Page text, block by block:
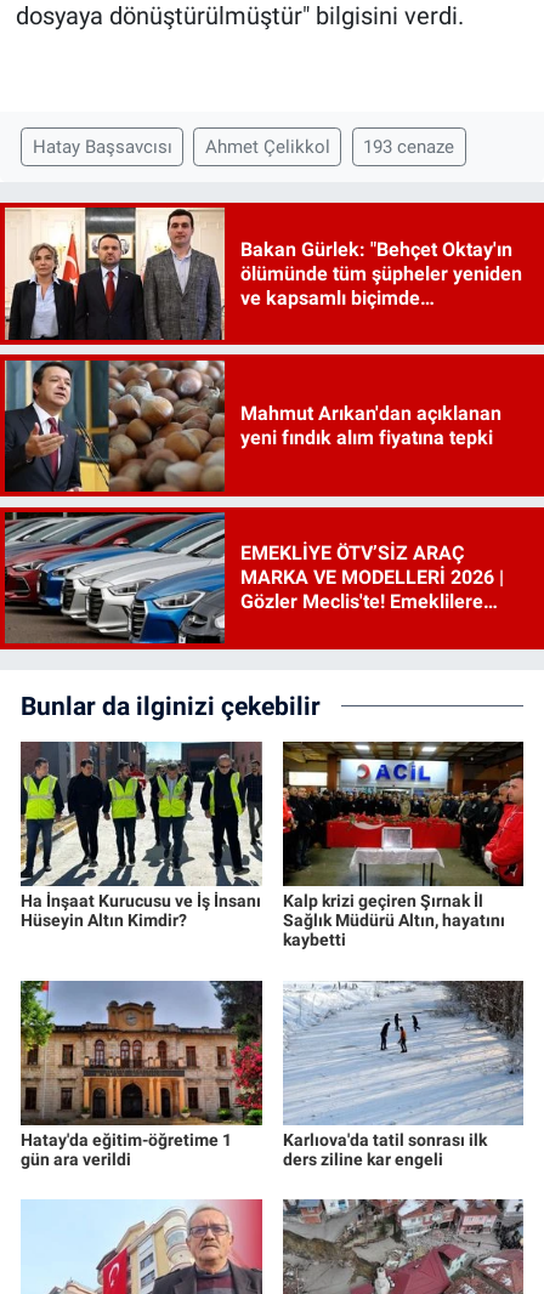
dosyaya dönüştürülmüştür" bilgisini verdi.
Hatay Başsavcısı Ahmet Çelikkol 193 cenaze
Bakan Gürlek: "Behçet Oktay'ın
ölümünde tüm şüpheler yeniden
ve kapsamlı biçimde
Mahmut Arıkan'dan açıklanan
yeni fındık alım fiyatına tepki
EMEKLİYE ÖTV’SİZ ARAÇ
MARKA VE MODELLERİ 2026 |
Gözler Meclis'te! Emeklilere
ne?
Bunlar da ilginizi çekebilir
Ha İnşaat Kurucusu ve İş İnsanı
Hüseyin Altın Kimdir?
Kalp krizi geçiren Şırnak İl
Sağlık Müdürü Altın, hayatını
kaybetti
Hatay'da eğitim-öğretime 1
gün ara verildi
Karlıova'da tatil sonrası ilk
ders ziline kar engeli